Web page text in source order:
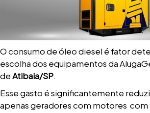
O consumo de óleo diesel é fator
escolha dos equipamentos da
deAtibaia/SP.
Esse gasto é significantemente
apenas geradores com motores